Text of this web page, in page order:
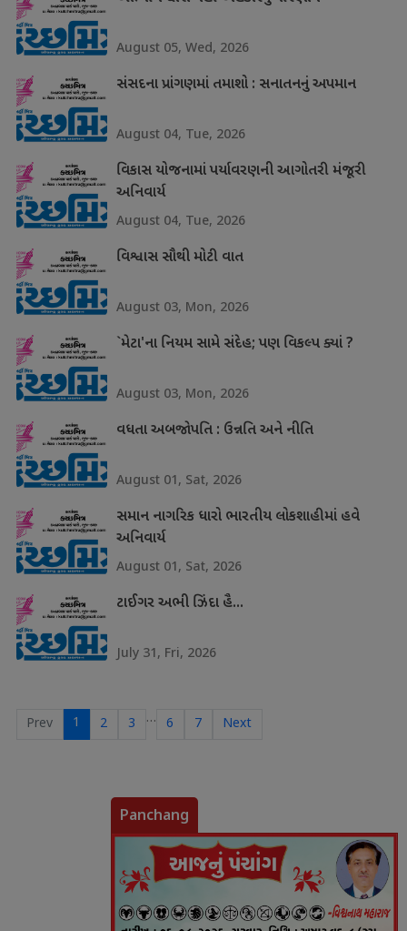
August 05, Wed, 2026
સંસદના પ્રાંગણમાં તમાશો : સનાતનનું અપમાન
August 04, Tue, 2026
વિકાસ યોજનામાં પર્યાવરણની આગોતરી મંજૂરી
અનિવાર્ય
August 04, Tue, 2026
વિશ્વાસ સૌથી મોટી વાત
August 03, Mon, 2026
`મેટા'ના નિયમ સામે સંદેહ; પણ વિકલ્પ ક્યાં ?
August 03, Mon, 2026
વધતા અબજોપતિ : ઉન્નતિ અને નીતિ
August 01, Sat, 2026
સમાન નાગરિક ધારો ભારતીય લોકશાહીમાં હવે
અનિવાર્ય
August 01, Sat, 2026
ટાઈગર અભી ઝિંદા હૈ...
July 31, Fri, 2026
Prev 1 2 3 … 6 7 Next
Panchang